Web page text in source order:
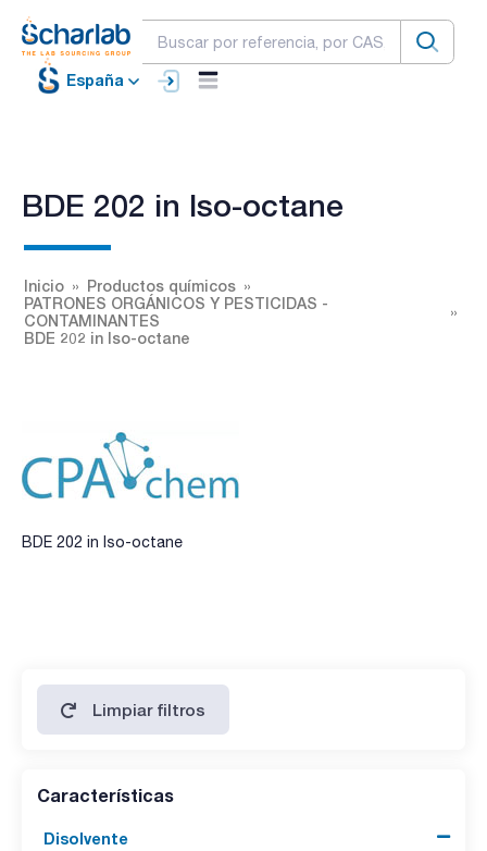
España
BDE 202 in Iso-octane
Inicio
Productos químicos
PATRONES ORGÁNICOS Y PESTICIDAS -
CONTAMINANTES
BDE 202 in Iso-octane
BDE 202 in Iso-octane
Limpiar filtros
Características
Disolvente